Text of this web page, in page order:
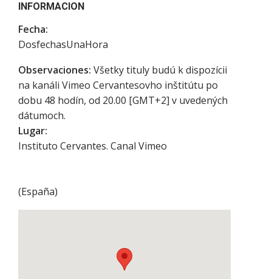
INFORMACION
Fecha:
DosfechasUnaHora
Observaciones: Všetky tituly budú k dispozícii
na kanáli Vimeo Cervantesovho inštitútu po
dobu 48 hodín, od 20.00 [GMT+2] v uvedených
dátumoch.
Lugar:
Instituto Cervantes. Canal Vimeo
(España)